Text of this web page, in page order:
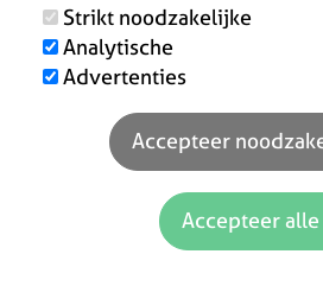
Klaar om efficiënter te
Strikt noodzakelijke
Analytische
Advertenties